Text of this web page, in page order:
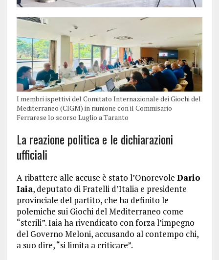
I membri ispettivi del Comitato Internazionale dei Giochi del
Mediterraneo (CIGM) in riunione con il Commisario
Ferrarese lo scorso Luglio a Taranto
La reazione politica e le dichiarazioni
ufficiali
A ribattere alle accuse è stato l’Onorevole Dario
Iaia, deputato di Fratelli d’Italia e presidente
provinciale del partito, che ha definito le
polemiche sui Giochi del Mediterraneo come
“sterili”. Iaia ha rivendicato con forza l’impegno
del Governo Meloni, accusando al contempo chi,
a suo dire, “si limita a criticare”.